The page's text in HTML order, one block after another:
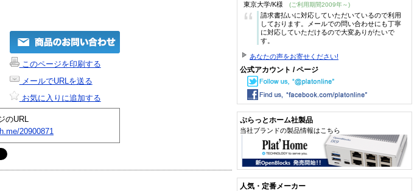
このページを印刷する
メールでURLを送る
お気に入りに追加する
のURL
20900871
東京大学/K様 (ご利用期間2009年～)
“
請求書払いに対応していただいているので利用
しております。メールでの問い合わせにも丁寧
に対応していただけるので大変ありがたいで
す。
あなたの声をお寄せください!
公式アカウント / ページ
ぷらっとホーム社製品
当社ブランドの製品情報はこちら
人気・定番メーカー